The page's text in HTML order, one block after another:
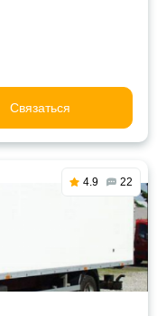
Связаться
4.9 22